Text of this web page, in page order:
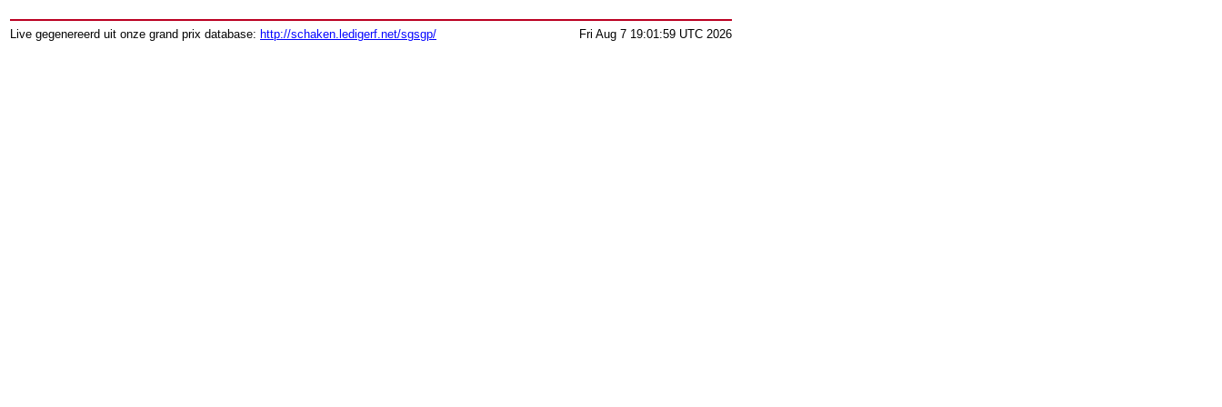
Live gegenereerd uit onze grand prix database: http://schaken.ledigerf.net/sgsgp/ Fri Aug 7 19:01:59 UTC 2026